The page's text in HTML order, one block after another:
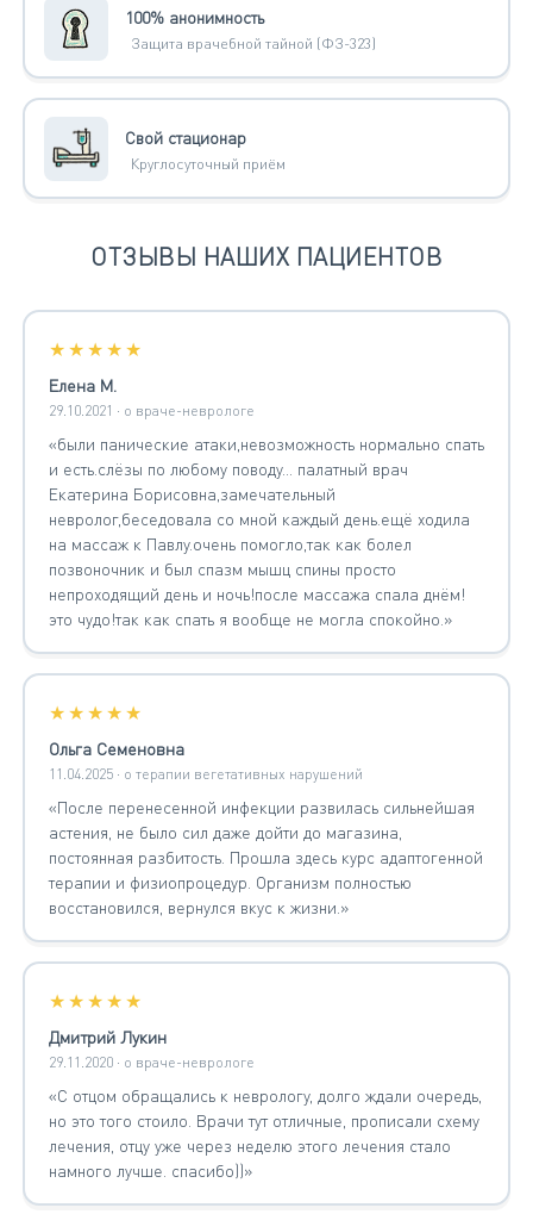
100% анонимность
Защита врачебной тайной (ФЗ-323)
Свой стационар
Круглосуточный приём
ОТЗЫВЫ НАШИХ ПАЦИЕНТОВ
★★★★★
Елена М.
29.10.2021 · о враче-неврологе
«были панические атаки,невозможность нормально спать
и есть.слёзы по любому поводу... палатный врач
Екатерина Борисовна,замечательный
невролог,беседовала со мной каждый день.ещё ходила
на массаж к Павлу.очень помогло,так как болел
позвоночник и был спазм мышц спины просто
непроходящий день и ночь!после массажа спала днём!
это чудо!так как спать я вообще не могла спокойно.»
★★★★★
Ольга Семеновна
11.04.2025 · о терапии вегетативных нарушений
«После перенесенной инфекции развилась сильнейшая
астения, не было сил даже дойти до магазина,
постоянная разбитость. Прошла здесь курс адаптогенной
терапии и физиопроцедур. Организм полностью
восстановился, вернулся вкус к жизни.»
★★★★★
Дмитрий Лукин
29.11.2020 · о враче-неврологе
«С отцом обращались к неврологу, долго ждали очередь,
но это того стоило. Врачи тут отличные, прописали схему
лечения, отцу уже через неделю этого лечения стало
намного лучше. спасибо))»